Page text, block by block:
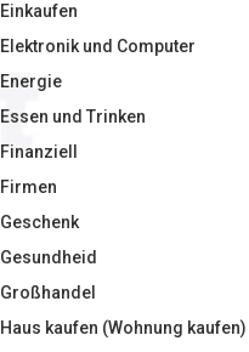
Einkaufen
Elektronik und Computer
Energie
Essen und Trinken
Finanziell
Firmen
Geschenk
Gesundheid
Großhandel
Haus kaufen (Wohnung kaufen)